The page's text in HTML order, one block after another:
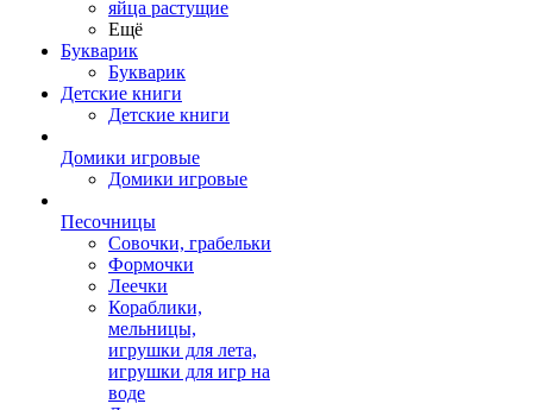
яйца растущие
Ещё
Букварик
Букварик
Детские книги
Детские книги
Домики игровые
Домики игровые
Песочницы
Совочки, грабельки
Формочки
Леечки
Кораблики,
мельницы,
игрушки для лета,
игрушки для игр на
воде